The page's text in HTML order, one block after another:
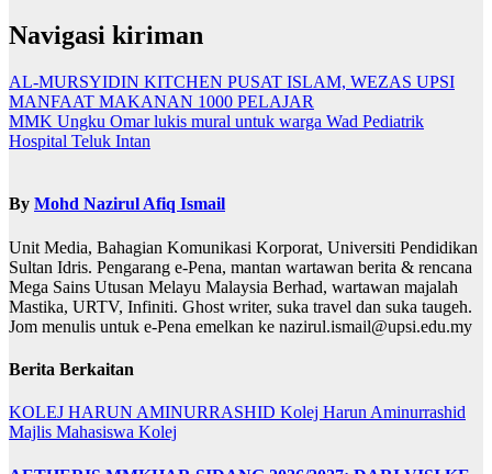
Navigasi kiriman
AL-MURSYIDIN KITCHEN PUSAT ISLAM, WEZAS UPSI
MANFAAT MAKANAN 1000 PELAJAR
MMK Ungku Omar lukis mural untuk warga Wad Pediatrik
Hospital Teluk Intan
By Mohd Nazirul Afiq Ismail
Unit Media, Bahagian Komunikasi Korporat, Universiti Pendidikan
Sultan Idris. Pengarang e-Pena, mantan wartawan berita & rencana
Mega Sains Utusan Melayu Malaysia Berhad, wartawan majalah
Mastika, URTV, Infiniti. Ghost writer, suka travel dan suka taugeh.
Jom menulis untuk e-Pena emelkan ke nazirul.ismail@upsi.edu.my
Berita Berkaitan
KOLEJ HARUN AMINURRASHID Kolej Harun Aminurrashid
Majlis Mahasiswa Kolej